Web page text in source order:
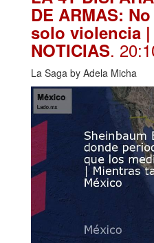
DE ARMAS:
solo violencia |
NOTICIAS.
La Saga by Adela Micha